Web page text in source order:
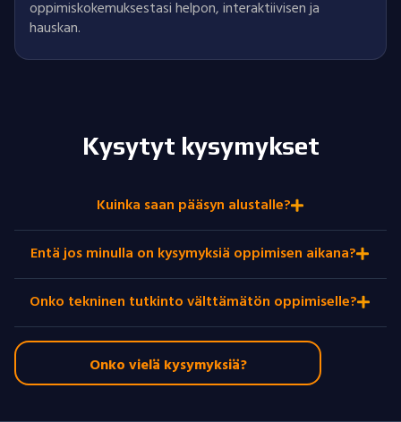
oppimiskokemuksestasi helpon, interaktiivisen ja
hauskan.
Kysytyt kysymykset
Kuinka saan pääsyn alustalle?
Entä jos minulla on kysymyksiä oppimisen aikana?
Onko tekninen tutkinto välttämätön oppimiselle?
Onko vielä kysymyksiä?